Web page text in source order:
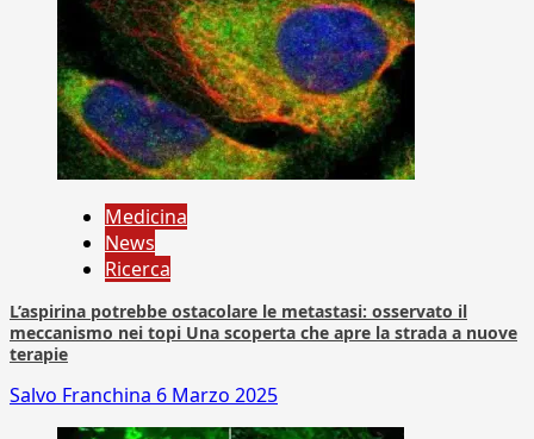
Medicina
News
Ricerca
L’aspirina potrebbe ostacolare le metastasi: osservato il
meccanismo nei topi Una scoperta che apre la strada a nuove
terapie
Salvo Franchina 6 Marzo 2025